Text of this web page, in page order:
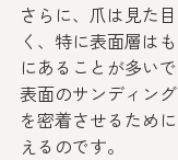
さらに、爪は見た
く、特に表面層は
にあることが多い
表面のサンディン
を密着させるため
えるのです。